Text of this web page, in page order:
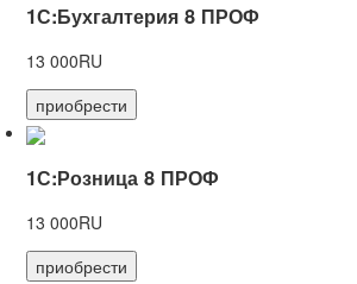
1С:Бухгалтерия 8 ПРОФ
13 000RU
приобрести
1С:Розница 8 ПРОФ
13 000RU
приобрести